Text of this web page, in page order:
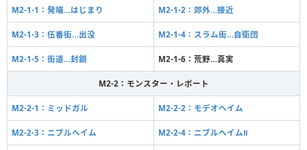
M2-1-1：発端…はじまり M2-1-2：郊外…接近
M2-1-3：伍番街…出没 M2-1-4：スラム街…自衛団
M2-1-5：街道…封鎖 M2-1-6：荒野…真実
M2-2：モンスター・レポート
M2-2-1：ミッドガル M2-2-2：モデオヘイム
M2-2-3：ニブルヘイム M2-2-4：ニブルヘイムⅡ